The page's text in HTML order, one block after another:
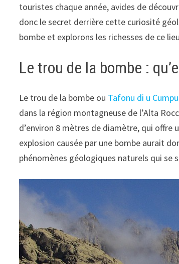
touristes chaque année, avides de
donc le secret derrière cette curiosité
bombe et explorons les richesses de ce
Le trou de la bombe :
Le trou de la bombe ou Tafonu di u
dans la région montagneuse de l’Alta
d’environ 8 mètres de diamètre, qui offre
explosion causée par une bombe aurait
phénomènes géologiques naturels qui se